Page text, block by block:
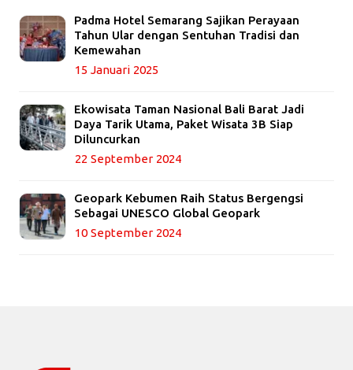
Padma Hotel Semarang Sajikan Perayaan
Tahun Ular dengan Sentuhan Tradisi dan
Kemewahan
15 Januari 2025
Ekowisata Taman Nasional Bali Barat Jadi
Daya Tarik Utama, Paket Wisata 3B Siap
Diluncurkan
22 September 2024
Geopark Kebumen Raih Status Bergengsi
Sebagai UNESCO Global Geopark
10 September 2024